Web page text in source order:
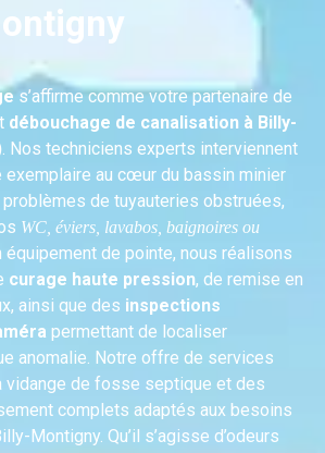
s’affirme comme votre partenaire de
débouchage de canalisation à Billy-
. Nos techniciens experts interviennent
exemplaire au cœur du bassin minier
de tuyauteries obstruées,
WC, éviers, lavabos, baignoires ou
équipement de pointe, nous réalisons
curage haute pression, de remise en
ainsi que des inspections
permettant de localiser
anomalie. Notre offre de services
vidange de fosse septique et des
complets adaptés aux besoins
Montigny. Qu’il s’agisse d’odeurs